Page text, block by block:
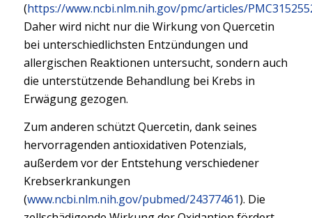
(https://www.ncbi.nlm.nih.gov/pmc/articles/
Daher wird nicht nur die Wirkung von Quercetin
bei unterschiedlichsten Entzündungen und
allergischen Reaktionen untersucht, sondern auch
die unterstützende Behandlung bei Krebs in
Erwägung gezogen.
Zum anderen schützt Quercetin, dank seines
hervorragenden antioxidativen Potenzials,
außerdem vor der Entstehung verschiedener
Krebserkrankungen
(www.ncbi.nlm.nih.gov/pubmed/24377461). Die